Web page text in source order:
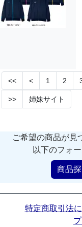
<< < 1 2
>> 姉妹サイト
ご希望の商品が見
以下のフォ
商品
特定商取引法